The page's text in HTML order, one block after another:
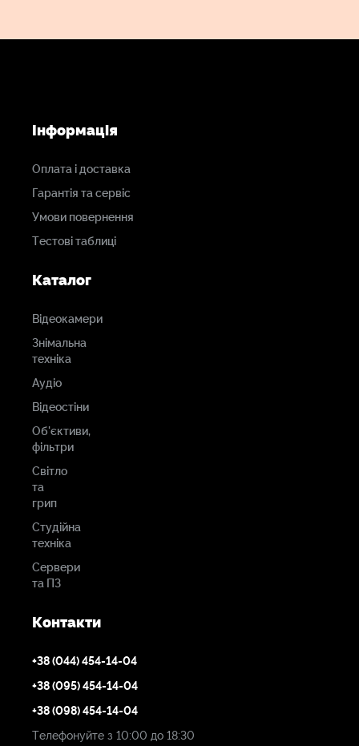
Інформація
Оплата і доставка
Гарантія та сервіс
Умови повернення
Тестові таблиці
Каталог
Відеокамери
Знімальна
техніка
Аудіо
Відеостіни
Об'єктиви,
фільтри
Світло
та
грип
Студійна
техніка
Сервери
та ПЗ
Контакти
+38 (044) 454-14-04
+38 (095) 454-14-04
+38 (098) 454-14-04
Телефонуйте з 10:00 до 18:30